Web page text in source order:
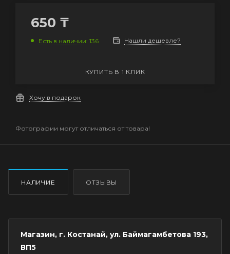
650 ₸
Есть в наличии: 136 Нашли дешевле?
КУПИТЬ В 1 КЛИК
Хочу в подарок
Фотографии могут отличаться от товара!
НАЛИЧИЕ ОТЗЫВЫ
Магазин, г. Костанай, ул. Баймагамбетова 193,
ВП5